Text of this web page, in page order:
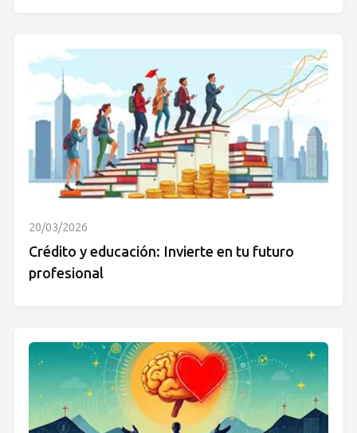
20/03/2026
Crédito y educación: Invierte en tu futuro
profesional